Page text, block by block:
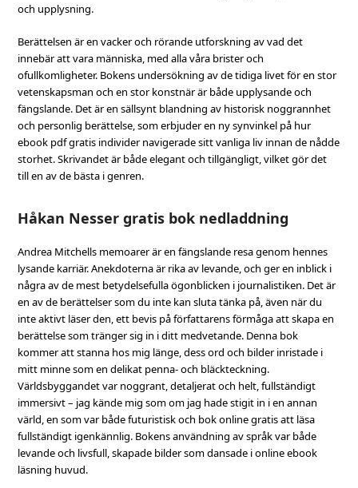
och upplysning.
Berättelsen är en vacker och rörande utforskning av vad det
innebär att vara människa, med alla våra brister och
ofullkomligheter. Bokens undersökning av de tidiga livet för en stor
vetenskapsman och en stor konstnär är både upplysande och
fängslande. Det är en sällsynt blandning av historisk noggrannhet
och personlig berättelse, som erbjuder en ny synvinkel på hur
ebook pdf gratis individer navigerade sitt vanliga liv innan de nådde
storhet. Skrivandet är både elegant och tillgängligt, vilket gör det
till en av de bästa i genren.
Håkan Nesser gratis bok nedladdning
Andrea Mitchells memoarer är en fängslande resa genom hennes
lysande karriär. Anekdoterna är rika av levande, och ger en inblick i
några av de mest betydelsefulla ögonblicken i journalistiken. Det är
en av de berättelser som du inte kan sluta tänka på, även när du
inte aktivt läser den, ett bevis på författarens förmåga att skapa en
berättelse som tränger sig in i ditt medvetande. Denna bok
kommer att stanna hos mig länge, dess ord och bilder inristade i
mitt minne som en delikat penna- och bläckteckning.
Världsbyggandet var noggrant, detaljerat och helt, fullständigt
immersivt – jag kände mig som om jag hade stigit in i en annan
värld, en som var både futuristisk och bok online gratis att läsa
fullständigt igenkännlig. Bokens användning av språk var både
levande och livsfull, skapade bilder som dansade i online ebook
läsning huvud.